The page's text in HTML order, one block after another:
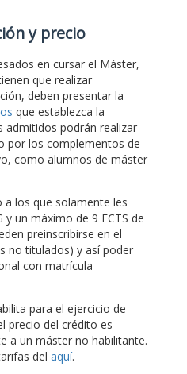
y precio
en cursar el Máster,
que realizar
deben presentar la
que establezca la
admitidos podrán realizar
por los complementos de
como alumnos de máster
a los que solamente les
un máximo de 9 ECTS de
preinscribirse en el
no titulados) y así poder
con matrícula
para el ejercicio de
precio del crédito es
a un máster no habilitante.
del aquí.